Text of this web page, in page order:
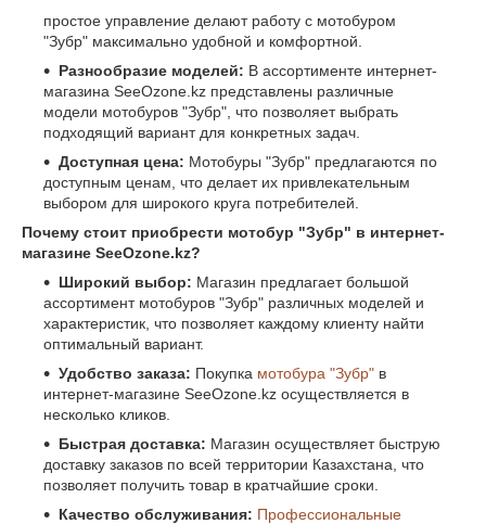
простое управление делают работу с мотобуром
"Зубр" максимально удобной и комфортной.
Разнообразие моделей: В ассортименте интернет-
магазина SeeOzone.kz представлены различные
модели мотобуров "Зубр", что позволяет выбрать
подходящий вариант для конкретных задач.
Доступная цена: Мотобуры "Зубр" предлагаются по
доступным ценам, что делает их привлекательным
выбором для широкого круга потребителей.
Почему стоит приобрести мотобур "Зубр" в интернет-
магазине SeeOzone.kz?
Широкий выбор: Магазин предлагает большой
ассортимент мотобуров "Зубр" различных моделей и
характеристик, что позволяет каждому клиенту найти
оптимальный вариант.
Удобство заказа: Покупка мотобура "Зубр" в
интернет-магазине SeeOzone.kz осуществляется в
несколько кликов.
Быстрая доставка: Магазин осуществляет быструю
доставку заказов по всей территории Казахстана, что
позволяет получить товар в кратчайшие сроки.
Качество обслуживания: Профессиональные